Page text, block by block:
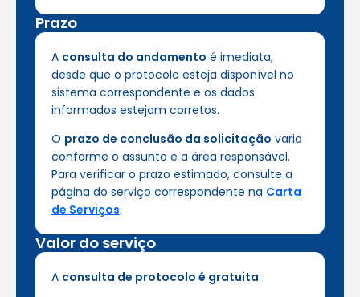
Prazo
A consulta do andamento é imediata,
desde que o protocolo esteja disponível no
sistema correspondente e os dados
informados estejam corretos.
O prazo de conclusão da solicitação varia
conforme o assunto e a área responsável.
Para verificar o prazo estimado, consulte a
página do serviço correspondente na Carta
de Serviços.
Valor do serviço
A consulta de protocolo é gratuita.